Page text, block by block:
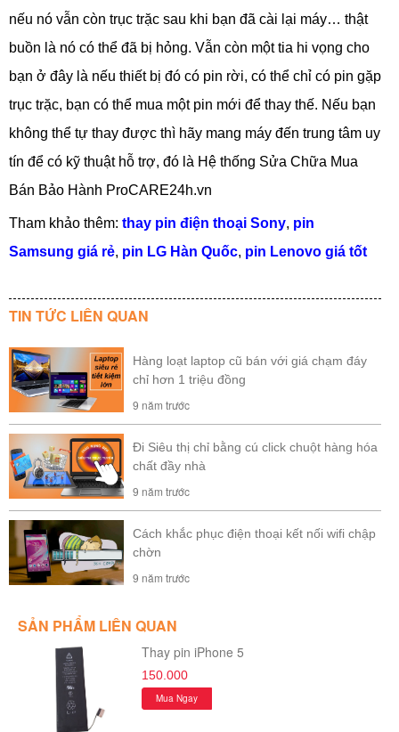
nếu nó vẫn còn trục trặc sau khi bạn đã cài lại máy… thật
buồn là nó có thể đã bị hỏng. Vẫn còn một tia hi vọng cho
bạn ở đây là nếu thiết bị đó có pin rời, có thể chỉ có pin gặp
trục trặc, bạn có thể mua một pin mới để thay thế. Nếu bạn
không thể tự thay được thì hãy mang máy đến trung tâm uy
tín để có kỹ thuật hỗ trợ, đó là Hệ thống Sửa Chữa Mua
Bán Bảo Hành ProCARE24h.vn
Tham khảo thêm: thay pin điện thoại Sony, pin
Samsung giá rẻ, pin LG Hàn Quốc, pin Lenovo giá tốt
TIN TỨC LIÊN QUAN
Hàng loạt laptop cũ bán với giá chạm đáy
chỉ hơn 1 triệu đồng
9 năm trước
Đi Siêu thị chỉ bằng cú click chuột hàng hóa
chất đầy nhà
9 năm trước
Cách khắc phục điện thoại kết nối wifi chập
chờn
9 năm trước
SẢN PHẨM LIÊN QUAN
Thay pin iPhone 5
150.000
Mua Ngay